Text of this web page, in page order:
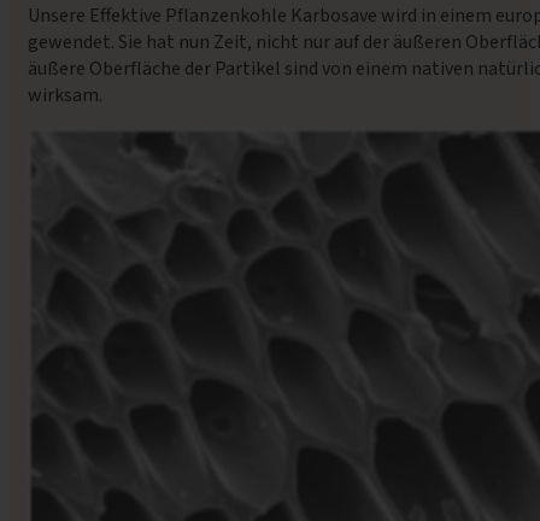
Unsere Effektive Pflanzenkohle Karbosave wird in einem
gewendet. Sie hat nun Zeit, nicht nur auf der äußeren
äußere Oberfläche der Partikel sind von einem nativen
wirksam.